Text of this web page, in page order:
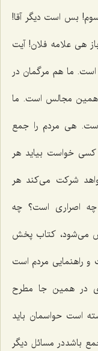
سوم! بس است دیگر آقا!
هی علامه فلان! آیت
است. ما هم مرگمان در
مجالس است. ما
هی مردم را جمع
کسی خواست بیاید هر
شرکت می‌کند هر
اصراری است؟ چه
می‌شود، کتاب پخش
راهنمایی مردم است
در همین جا مطرح
است حواسمان باید
باشددر مسائل دیگر